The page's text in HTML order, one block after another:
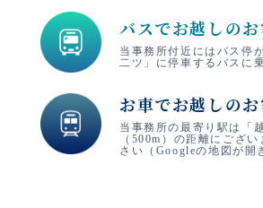
バスでお越しのお
当事務所付近にはバス停
二ツ」に停車するバスに
お車でお越しのお
当事務所の最寄り駅は「
（500m）の距離にござ
さい（Googleの地図が開